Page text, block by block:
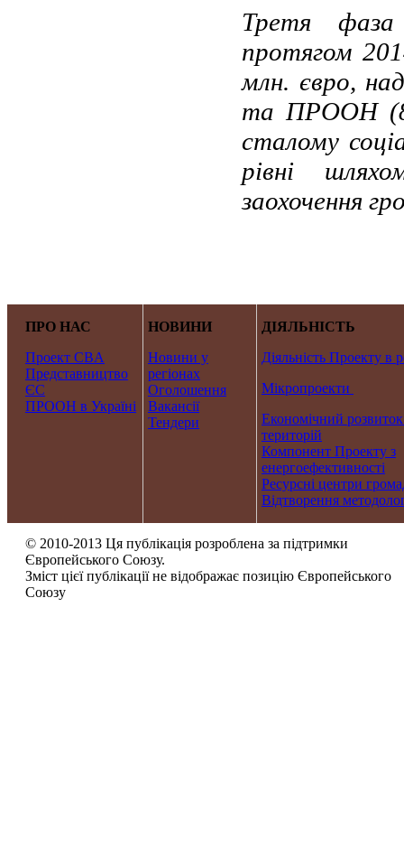
Третя
протягом
млн. євро,
та ПРООН
сталому
рівні
заохочення
ПРО НАС
Проект CBA
Представництво
ЄС
ПРООН в Україні
НОВИНИ
Новини у
регіонах
Оголошення
Вакансії
Тендери
ДІЯЛЬНІСТЬ
Діяльність Проекту в
Мікропроекти
Економічний розвиток
територій
Компонент Проекту з
енергоефективності
Ресурсні центри
Відтворення
© 2010-2013 Ця публікація розроблена за підтримки
Європейського Союзу.
Зміст цієї публікації не відображає позицію Європейського
Союзу